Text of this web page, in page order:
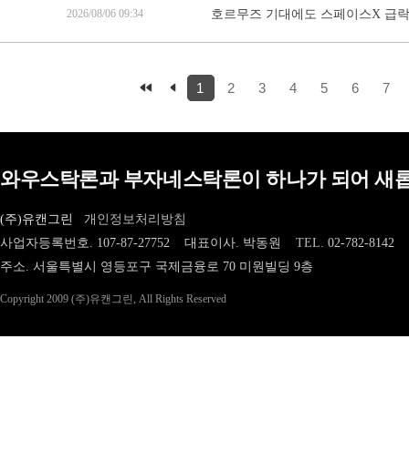
2026/08/06 09:34 호르무즈 기대에도 스페이스X 급
1 2 3 4 5 6 7
와우스탁론과 부자네스탁론이 하나가 되어 새
(주)유캔그린
개인정보처리방침
사업자등록번호. 107-87-27752 대표이사. 박동원 TEL. 02-782-8142
주소. 서울특별시 영등포구 국제금융로 70 미원빌딩 9층
Copyright 2009 (주)유캔그린, All Rights Reserved